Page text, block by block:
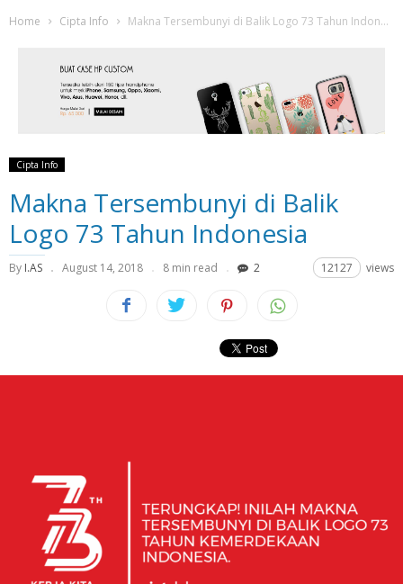
Home Cipta Info Makna Tersembunyi di Balik Logo 73 Tahun Indonesia
Cipta Info
Makna Tersembunyi di Balik
Logo 73 Tahun Indonesia
By I.AS August 14, 2018 8 min read 2 12127 views